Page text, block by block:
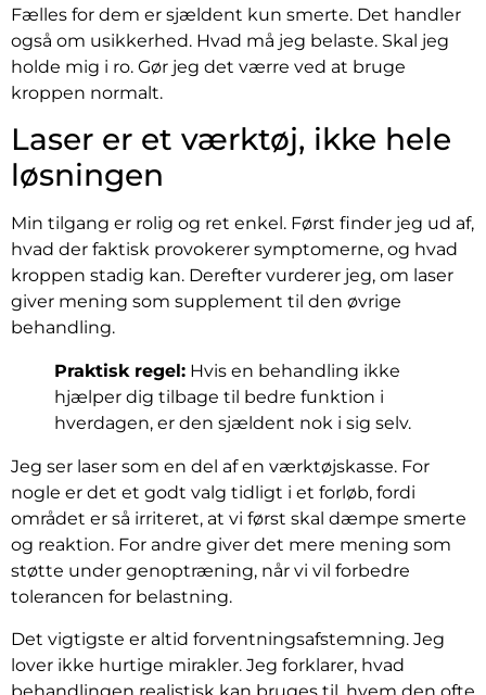
Fælles for dem er sjældent kun smerte. Det handler
også om usikkerhed. Hvad må jeg belaste. Skal jeg
holde mig i ro. Gør jeg det værre ved at bruge
kroppen normalt.
Laser er et værktøj, ikke hele
løsningen
Min tilgang er rolig og ret enkel. Først finder jeg ud af,
hvad der faktisk provokerer symptomerne, og hvad
kroppen stadig kan. Derefter vurderer jeg, om laser
giver mening som supplement til den øvrige
behandling.
Praktisk regel: Hvis en behandling ikke
hjælper dig tilbage til bedre funktion i
hverdagen, er den sjældent nok i sig selv.
Jeg ser laser som en del af en værktøjskasse. For
nogle er det et godt valg tidligt i et forløb, fordi
området er så irriteret, at vi først skal dæmpe smerte
og reaktion. For andre giver det mere mening som
støtte under genoptræning, når vi vil forbedre
tolerancen for belastning.
Det vigtigste er altid forventningsafstemning. Jeg
lover ikke hurtige mirakler. Jeg forklarer, hvad